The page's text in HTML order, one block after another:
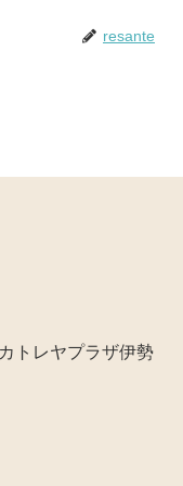
resante
トレヤプラザ伊勢